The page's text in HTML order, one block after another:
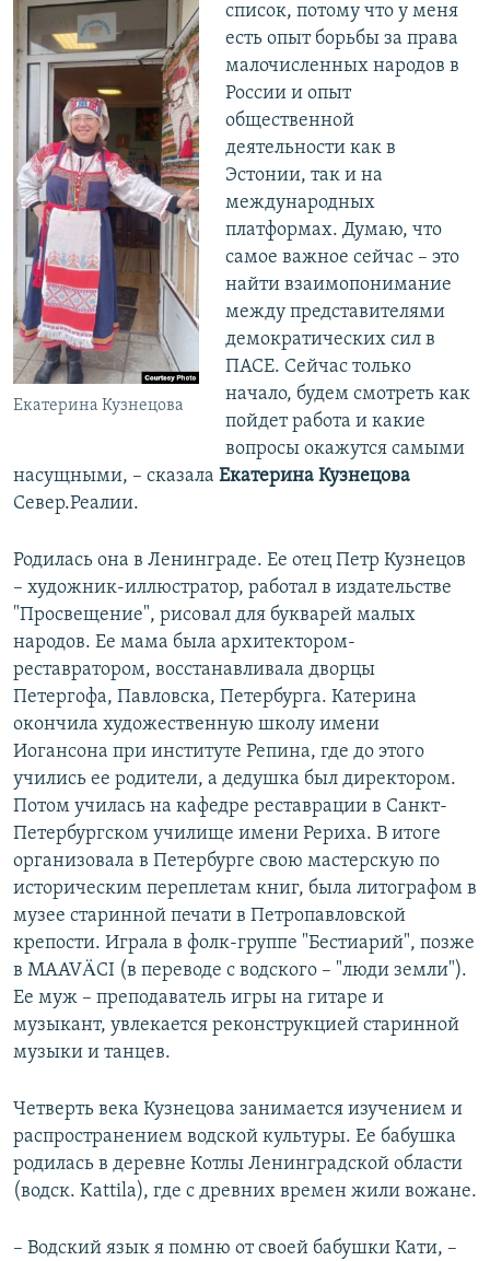
Екатерина Кузнецова
список, потому что у меня
есть опыт борьбы за права
малочисленных народов в
России и опыт
общественной
деятельности как в
Эстонии, так и на
международных
платформах. Думаю, что
самое важное сейчас – это
найти взаимопонимание
между представителями
демократических сил в
ПАСЕ. Сейчас только
начало, будем смотреть как
пойдет работа и какие
вопросы окажутся самыми
насущными, – сказала Екатерина Кузнецова
Север.Реалии.
Родилась она в Ленинграде. Ее отец Петр Кузнецов
– художник-иллюстратор, работал в издательстве
"Просвещение", рисовал для букварей малых
народов. Ее мама была архитектором-
реставратором, восстанавливала дворцы
Петергофа, Павловска, Петербурга. Катерина
окончила художественную школу имени
Иогансона при институте Репина, где до этого
учились ее родители, а дедушка был директором.
Потом училась на кафедре реставрации в Санкт-
Петербургском училище имени Рериха. В итоге
организовала в Петербурге свою мастерскую по
историческим переплетам книг, была литографом в
музее старинной печати в Петропавловской
крепости. Играла в фолк-группе "Бестиарий", позже
в MAAVÄCI (в переводе с водского – "люди земли").
Ее муж – преподаватель игры на гитаре и
музыкант, увлекается реконструкцией старинной
музыки и танцев.
Четверть века Кузнецова занимается изучением и
распространением водской культуры. Ее бабушка
родилась в деревне Котлы Ленинградской области
(водск. Kattila), где с древних времен жили вожане.
– Водский язык я помню от своей бабушки Кати, –